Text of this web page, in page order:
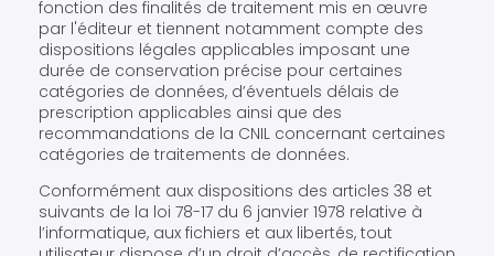
fonction des finalités de traitement mis en œuvre
par l'éditeur et tiennent notamment compte des
dispositions légales applicables imposant une
durée de conservation précise pour certaines
catégories de données, d’éventuels délais de
prescription applicables ainsi que des
recommandations de la CNIL concernant certaines
catégories de traitements de données.
Conformément aux dispositions des articles 38 et
suivants de la loi 78-17 du 6 janvier 1978 relative à
l’informatique, aux fichiers et aux libertés, tout